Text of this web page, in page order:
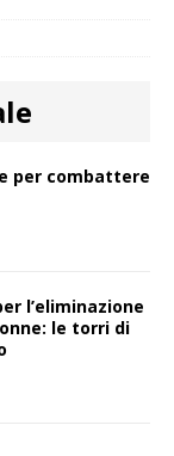
per combattere
l’eliminazione
le torri di